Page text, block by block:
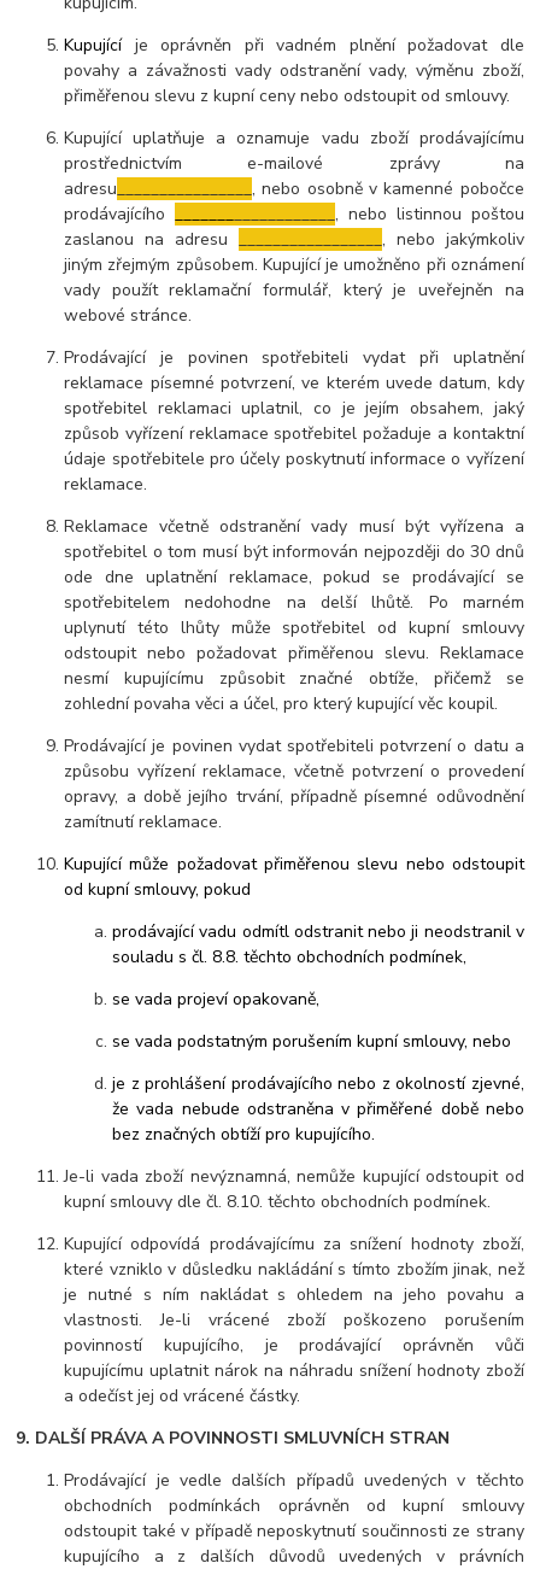
Kupujícíje oprávněn při vadném plnění požadovat dle
povahy a závažnosti vady odstranění vady, výměnu zboží,
přiměřenou slevu z kupní ceny nebo odstoupit od smlouvy.
Kupující uplatňuje a oznamuje vadu zboží prodávajícímu
prostřednictvím e-mailové zprávy na
adresu ________________, nebo osobně v kamenné pobočce
prodávajícího
____________, nebo listinnou poštou
zaslanou na adresu
, nebo jakýmkoliv
jiným zřejmým způsobem. Kupující je umožněno při oznámení
vady použít reklamační formulář, který je uveřejněn na
webové stránce.
Prodávající je povinen spotřebiteli vydat při uplatnění
reklamace písemné potvrzení, ve kterém uvede datum, kdy
spotřebitel reklamaci uplatnil, co je jejím obsahem, jaký
způsob vyřízení reklamace spotřebitel požaduje a kontaktní
údaje spotřebitele pro účely poskytnutí informace o vyřízení
reklamace.
Reklamace včetně odstranění vady musí být vyřízena a
spotřebitel o tom musí být informován nejpozději do 30 dnů
ode dne uplatnění reklamace, pokud se prodávající se
spotřebitelem nedohodne na delší lhůtě. Po marném
uplynutí této lhůty může spotřebitel od kupní smlouvy
odstoupit nebo požadovat přiměřenou slevu. Reklamace
nesmí kupujícímu způsobit značné obtíže, přičemž se
zohlední povaha věci a účel, pro který kupující věc koupil.
Prodávající je povinen vydat spotřebiteli potvrzení o datu a
způsobu vyřízení reklamace, včetně potvrzení o provedení
opravy, a době jejího trvání, případně písemné odůvodnění
zamítnutí reklamace.
Kupující může požadovat přiměřenou slevu nebo odstoupit
od kupní smlouvy, pokud
prodávající vadu odmítl odstranit nebo ji neodstranil v
souladu s čl. 8.8. těchto obchodních podmínek,
se vada projeví opakovaně,
se vada podstatným porušením kupní smlouvy, nebo
je z prohlášení prodávajícího nebo z okolností zjevné,
že vada nebude odstraněna v přiměřené době nebo
bez značných obtíží pro kupujícího.
Je-li vada zboží nevýznamná, nemůže kupující odstoupit od
kupní smlouvy dle čl. 8.10. těchto obchodních podmínek.
Kupující odpovídá prodávajícímu za snížení hodnoty zboží,
které vzniklo v důsledku nakládání s tímto zbožím jinak, než
je nutné s ním nakládat s ohledem na jeho povahu a
vlastnosti. Je-li vrácené zboží poškozeno porušením
povinností kupujícího, je prodávající oprávněn vůči
kupujícímu uplatnit nárok na náhradu snížení hodnoty zboží
a odečíst jej od vrácené částky.
9. DALŠÍ PRÁVA A POVINNOSTI SMLUVNÍCH STRAN
Prodávající je vedle dalších případů uvedených v těchto
obchodních podmínkách oprávněn od kupní smlouvy
odstoupit také v případě neposkytnutí součinnosti ze strany
kupujícího a z dalších důvodů uvedených v právních
Kontakty Podmínky Reklamace
Powered by chaterimo